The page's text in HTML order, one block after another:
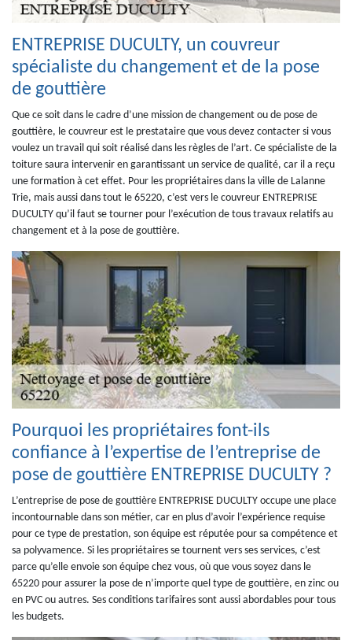
ENTREPRISE DUCULTY, un couvreur
spécialiste du changement et de la pose
de gouttière
Que ce soit dans le cadre d’une mission de changement ou de pose de
gouttière, le couvreur est le prestataire que vous devez contacter si vous
voulez un travail qui soit réalisé dans les règles de l’art. Ce spécialiste de la
toiture saura intervenir en garantissant un service de qualité, car il a reçu
une formation à cet effet. Pour les propriétaires dans la ville de Lalanne
Trie, mais aussi dans tout le 65220, c’est vers le couvreur ENTREPRISE
DUCULTY qu’il faut se tourner pour l’exécution de tous travaux relatifs au
changement et à la pose de gouttière.
Pourquoi les propriétaires font-ils
confiance à l’expertise de l’entreprise de
pose de gouttière ENTREPRISE DUCULTY ?
L’entreprise de pose de gouttière ENTREPRISE DUCULTY occupe une place
incontournable dans son métier, car en plus d’avoir l’expérience requise
pour ce type de prestation, son équipe est réputée pour sa compétence et
sa polyvamence. Si les propriétaires se tournent vers ses services, c’est
parce qu’elle envoie son équipe chez vous, où que vous soyez dans le
65220 pour assurer la pose de n’importe quel type de gouttière, en zinc ou
en PVC ou autres. Ses conditions tarifaires sont aussi abordables pour tous
les budgets.